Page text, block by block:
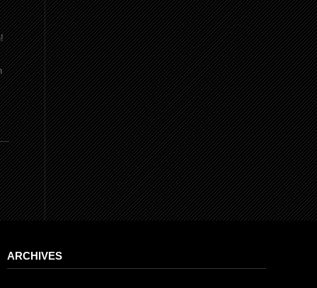
ARCHIVES